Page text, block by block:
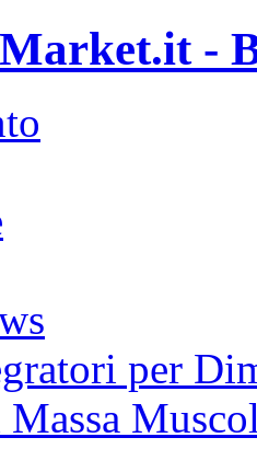
-
per